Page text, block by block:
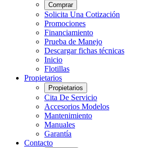
Comprar
Solicita Una Cotización
Promociones
Financiamiento
Prueba de Manejo
Descargar fichas técnicas
Inicio
Flotillas
Propietarios
Propietarios
Cita De Servicio
Accesorios Modelos
Mantenimiento
Manuales
Garantía
Contacto